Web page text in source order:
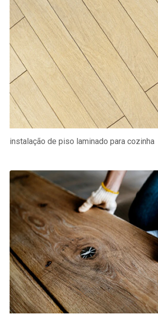
instalação de piso laminado para cozinha